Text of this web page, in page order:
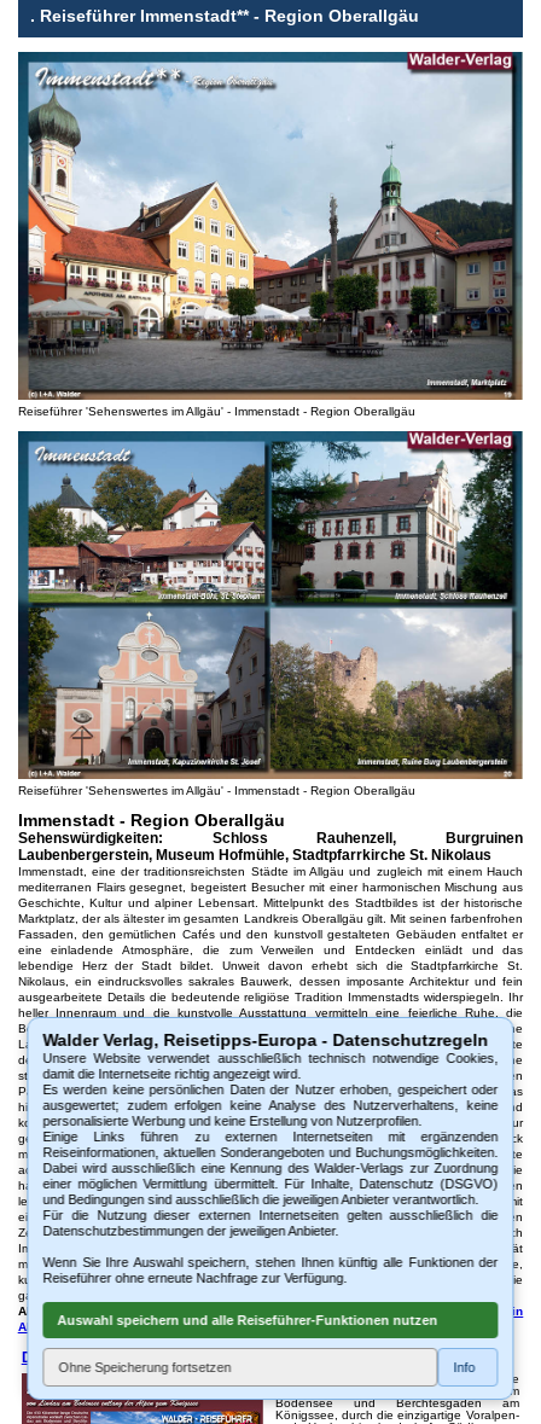
. Reiseführer Immenstadt** - Region Oberallgäu
Reiseführer 'Sehenswertes im Allgäu' - Immenstadt - Region Oberallgäu
Reiseführer 'Sehenswertes im Allgäu' - Immenstadt - Region Oberallgäu
Immenstadt - Region Oberallgäu
Sehenswürdigkeiten: Schloss Rauhenzell, Burgruinen
Laubenbergerstein, Museum Hofmühle, Stadtpfarrkirche St. Nikolaus
Immenstadt, eine der traditionsreichsten Städte im Allgäu und zugleich mit einem Hauch
mediterranen Flairs gesegnet, begeistert Besucher mit einer harmonischen Mischung aus
Geschichte, Kultur und alpiner Lebensart. Mittelpunkt des Stadtbildes ist der historische
Marktplatz, der als ältester im gesamten Landkreis Oberallgäu gilt. Mit seinen farbenfrohen
Fassaden, den gemütlichen Cafés und den kunstvoll gestalteten Gebäuden entfaltet er
eine einladende Atmosphäre, die zum Verweilen und Entdecken einlädt und das
lebendige Herz der Stadt bildet. Unweit davon erhebt sich die Stadtpfarrkirche St.
Nikolaus, ein eindrucksvolles sakrales Bauwerk, dessen imposante Architektur und fein
ausgearbeitete Details die bedeutende religiöse Tradition Immenstadts widerspiegeln. Ihr
heller Innenraum und die kunstvolle Ausstattung vermitteln eine feierliche Ruhe, die
Besucher sofort in ihren Bann zieht. Hoch über der Stadt thront die Ruine
Laubenbergerstein, ein markantes Relikt mittelalterlicher Wehrgeschichte. Die Überreste
der Burganlage erzählen von vergangenen Jahrhunderten, in denen Immenstadt eine
strategisch wichtige Rolle spielte. Der Weg hinauf wird mit einem weiten, beeindruckenden
Panoramablick über das Illertal und die Allgäuer Bergwelt belohnt. Ergänzt wird das
historische Ensemble durch die Kapuzinerkirche, deren schlichte Eleganz und
kontemplative Atmosphäre zum Innehalten einlädt und die enge Verbindung der Stadt zur
geistlichen Kultur sichtbar macht. Schloss Rauhenzell, ein architektonisches Schmuckstück
mit kunstvoll gestalteten Details, gewährt einen faszinierenden Blick auf die Geschichte
adeliger Herrschaft und regionaler Traditionen. Seine historische Ausstrahlung und die
harmonische Lage machen es zu einem besonderen kulturellen Höhepunkt. Einen
lebendigen Einblick in die Geschichte der Stadt vermittelt das Museum Hofmühle, das mit
einer abwechslungsreichen Sammlung von historischen Artefakten, handwerklichen
Zeugnissen und kunstvollen Exponaten aufwartet. Es zeigt anschaulich, wie sich
Immenstadt im Laufe der Jahrhunderte entwickelt hat, und verbindet regionale Identität
mit einem modernen musealen Konzept. Immenstadt vereint damit historischen Charme,
kulturelle Vielfalt und naturnahe Erholung zu einem eindrucksvollen Erlebnis und zeigt die
ganze Schönheit des südlichen Schwabens. (c)WV
Alle Sehenswürdigkeiten im 220seitigen gedruckten Reiseführer
'Sehenswertes in
Allgäu - Oberbayern'
Deutschen Alpenstraße vom Bodensee zum Königsee
Die 450 Kilometer lange Deutsche
Alpenstraße verläuft zwischen Lindau am
Bodensee und Berchtesgaden am
Königssee, durch die einzigartige Voralpen-
Walder Verlag, Reisetipps-Europa - Datenschutzregeln
Unsere Website verwendet ausschließlich technisch notwendige Cookies,
damit die Internetseite richtig angezeigt wird.
Es werden keine persönlichen Daten der Nutzer erhoben, gespeichert oder
ausgewertet; zudem erfolgen keine Analyse des Nutzerverhaltens, keine
personalisierte Werbung und keine Erstellung von Nutzerprofilen.
Einige Links führen zu externen Internetseiten mit ergänzenden
Reiseinformationen, aktuellen Sonderangeboten und Buchungsmöglichkeiten.
Dabei wird ausschließlich eine Kennung des Walder-Verlags zur Zuordnung
einer möglichen Vermittlung übermittelt. Für Inhalte, Datenschutz (DSGVO)
und Bedingungen sind ausschließlich die jeweiligen Anbieter verantwortlich.
Für die Nutzung dieser externen Internetseiten gelten ausschließlich die
Datenschutzbestimmungen der jeweiligen Anbieter.
Wenn Sie Ihre Auswahl speichern, stehen Ihnen künftig alle Funktionen der
Reiseführer ohne erneute Nachfrage zur Verfügung.
Auswahl speichern und alle Reiseführer-Funktionen nutzen
Ohne Speicherung fortsetzen Info